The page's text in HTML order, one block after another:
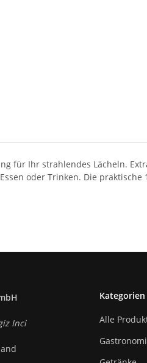
für Ihr strahlendes Lächeln.
oder Trinken. Die praktische
Inci
Kategorien
Alle